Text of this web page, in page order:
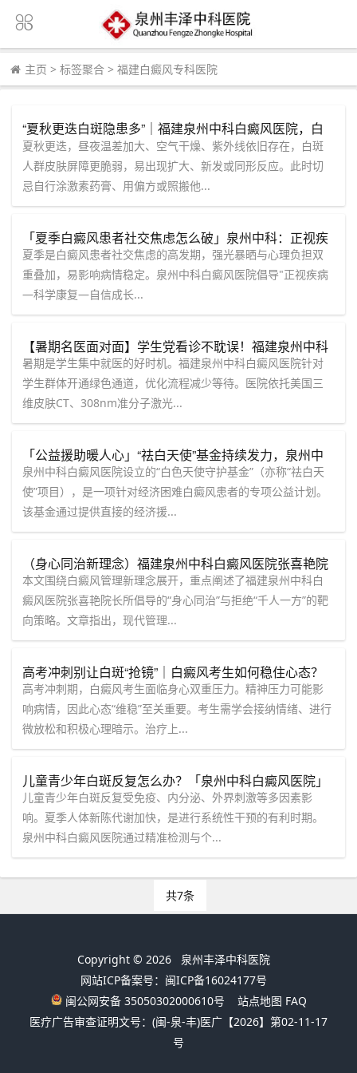
主页 > 标签聚合 > 福建白癜风专科医院
“夏秋更迭白斑隐患多”｜福建泉州中科白癜风医院，白
斑出现变化，切莫盲目自行处理
夏秋更迭，昼夜温差加大、空气干燥、紫外线依旧存在，白斑
人群皮肤屏障更脆弱，易出现扩大、新发或同形反应。此时切
忌自行涂激素药膏、用偏方或照搬他...
「夏季白癜风患者社交焦虑怎么破」泉州中科：正视疾
病，科学康复，自信成长
夏季是白癜风患者社交焦虑的高发期，强光暴晒与心理负担双
重叠加，易影响病情稳定。泉州中科白癜风医院倡导"正视疾病
—科学康复—自信成长...
【暑期名医面对面】学生党看诊不耽误！福建泉州中科
白癜风医院开通绿色通道，个性化方案高效控白
暑期是学生集中就医的好时机。福建泉州中科白癜风医院针对
学生群体开通绿色通道，优化流程减少等待。医院依托美国三
维皮肤CT、308nm准分子激光...
「公益援助暖人心」“祛白天使”基金持续发力，泉州中
科白癜风医院为贫困患者减轻就医负担
泉州中科白癜风医院设立的“白色天使守护基金”（亦称“祛白天
使”项目），是一项针对经济困难白癜风患者的专项公益计划。
该基金通过提供直接的经济援...
（身心同治新理念）福建泉州中科白癜风医院张喜艳院
长：拒绝“千人一方”，靶向破局白斑困扰
本文围绕白癜风管理新理念展开，重点阐述了福建泉州中科白
癜风医院张喜艳院长所倡导的“身心同治”与拒绝“千人一方”的靶
向策略。文章指出，现代管理...
高考冲刺别让白斑“抢镜”｜白癜风考生如何稳住心态？
【泉州中科白癜风医院】为您支招
高考冲刺期，白癜风考生面临身心双重压力。精神压力可能影
响病情，因此心态“维稳”至关重要。考生需学会接纳情绪、进行
微放松和积极心理暗示。治疗上...
儿童青少年白斑反复怎么办？「泉州中科白癜风医院」
提醒：抓住夏季新陈代谢加速期干预效果好！
儿童青少年白斑反复受免疫、内分泌、外界刺激等多因素影
响。夏季人体新陈代谢加快，是进行系统性干预的有利时期。
泉州中科白癜风医院通过精准检测与个...
共7条
Copyright © 2026 泉州丰泽中科医院
网站ICP备案号：闽ICP备16024177号
闽公网安备 35050302000610号
站点地图 FAQ
医疗广告审查证明文号：(闽-泉-丰)医广【2026】第02-11-17
号